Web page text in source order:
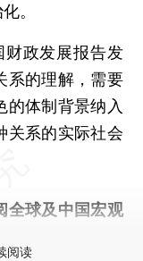
。
政发展报告发
系的理解，需要
的体制背景纳入
关系的实际社会
全球及中国宏观
阅读